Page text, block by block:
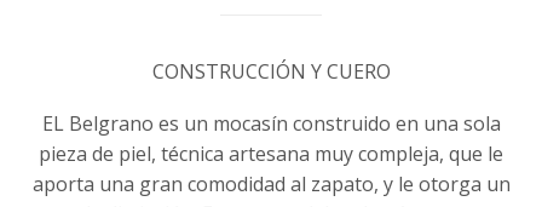
CONSTRUCCIÓN Y CUERO
EL Belgrano es un mocasín construido en una sola
pieza de piel, técnica artesana muy compleja, que le
aporta una gran comodidad al zapato, y le otorga un